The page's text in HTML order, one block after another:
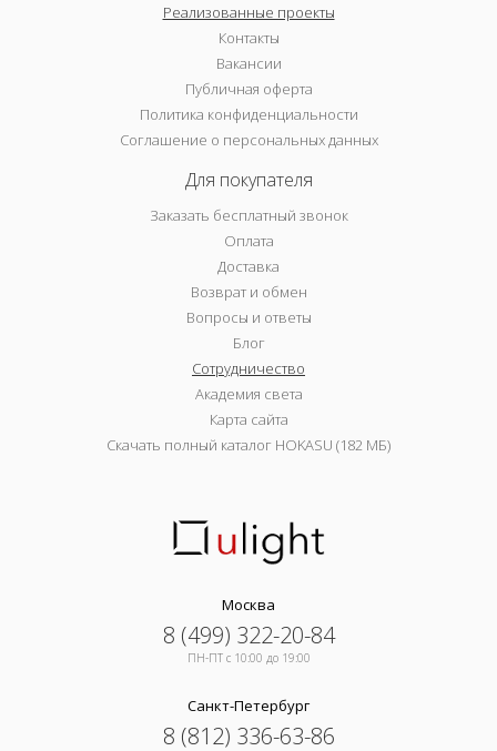
Реализованные проекты
Контакты
Вакансии
Публичная оферта
Политика конфиденциальности
Соглашение о персональных данных
Для покупателя
Заказать бесплатный звонок
Оплата
Доставка
Возврат и обмен
Вопросы и ответы
Блог
Сотрудничество
Академия света
Карта сайта
Скачать полный каталог HOKASU (182 МБ)
Москва
8 (499) 322-20-84
ПН-ПТ c 10:00 до 19:00
Санкт-Петербург
8 (812) 336-63-86